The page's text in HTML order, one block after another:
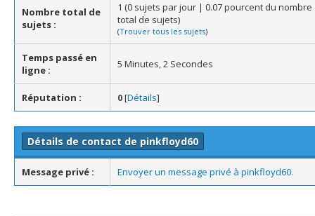
Nombre total de
sujets :
1 (0 sujets par jour | 0.07 pourcent du nombre
total de sujets)
(Trouver tous les sujets)
Temps passé en
ligne :
5 Minutes, 2 Secondes
Réputation : 0[Détails]
Détails de contact de pinkfloyd60
Message privé : Envoyer un message privé à pinkfloyd60.